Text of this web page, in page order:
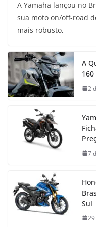
A Yamaha lançou no
sua moto on/off-road
mais robusto,
A
2
7
Sul